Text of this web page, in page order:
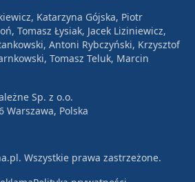
Katarzyna Gójska, Piotr
Tomasz Łysiak, Jacek Liziniewicz,
Antoni Rybczyński, Krzysztof
Tomasz Teluk, Marcin
Sp. z o.o.
Warszawa, Polska
Wszystkie prawa zastrzeżone.